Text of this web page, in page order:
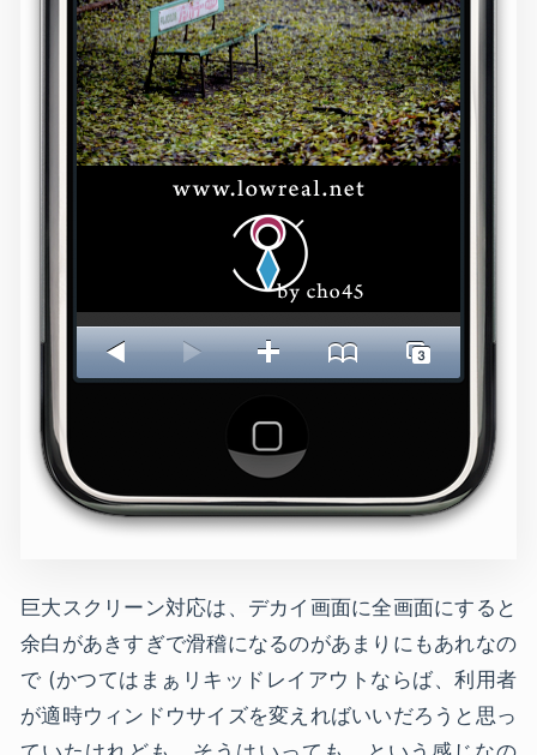
巨大スクリーン対応は、デカイ画面に全画面にすると
余白があきすぎで滑稽になるのがあまりにもあれなの
で (かつてはまぁリキッドレイアウトならば、利用者
が適時ウィンドウサイズを変えればいいだろうと思っ